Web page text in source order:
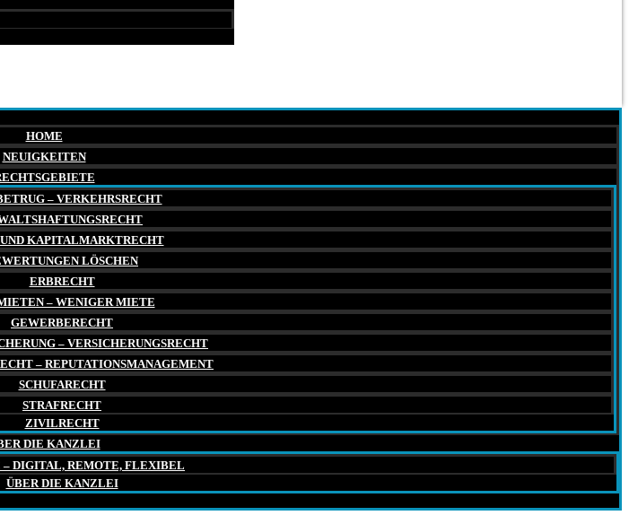
HOME
NEUIGKEITEN
– VERKEHRSRECHT
KAPITALMARKTRECHT
LÖSCHEN
ERBRECHT
– WENIGER MIETE
GEWERBERECHT
– VERSICHERUNGSRECHT
– REPUTATIONSMANAGEMENT
SCHUFARECHT
STRAFRECHT
ZIVILRECHT
DIE KANZLEI
– DIGITAL, REMOTE, FLEXIBEL
ÜBER DIE KANZLEI